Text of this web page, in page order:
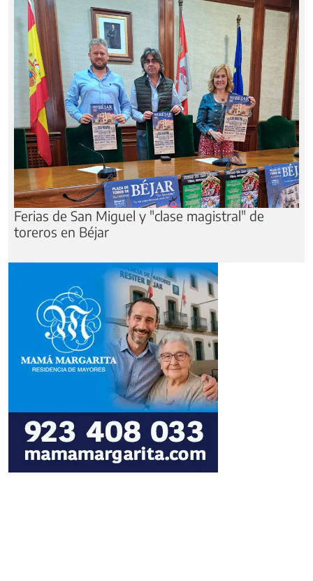
Ferias de San Miguel y "clase magistral" de
toreros en Béjar